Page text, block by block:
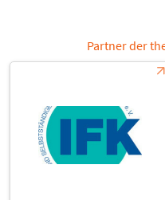
Partner der